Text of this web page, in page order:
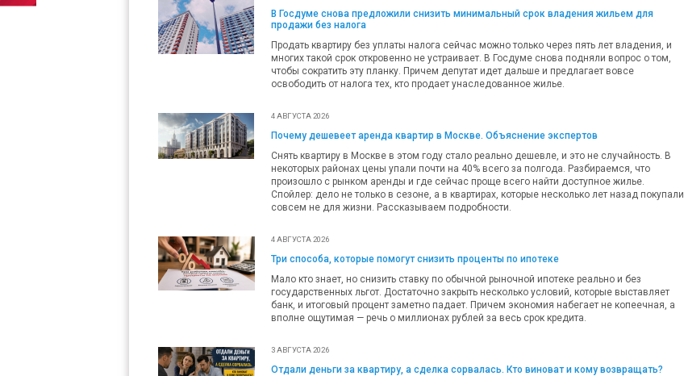
В Госдуме снова предложили снизить минимальный срок владения жильем для
продажи без налога
Продать квартиру без уплаты налога сейчас можно только через пять лет владения, и
многих такой срок откровенно не устраивает. В Госдуме снова подняли вопрос о том,
чтобы сократить эту планку. Причем депутат идет дальше и предлагает вовсе
освободить от налога тех, кто продает унаследованное жилье.
4 АВГУСТА 2026
Почему дешевеет аренда квартир в Москве. Объяснение экспертов
Снять квартиру в Москве в этом году стало реально дешевле, и это не случайность. В
некоторых районах цены упали почти на 40% всего за полгода. Разбираемся, что
произошло с рынком аренды и где сейчас проще всего найти доступное жилье.
Спойлер: дело не только в сезоне, а в квартирах, которые несколько лет назад покупали
совсем не для жизни. Рассказываем подробности.
4 АВГУСТА 2026
Три способа, которые помогут снизить проценты по ипотеке
Мало кто знает, но снизить ставку по обычной рыночной ипотеке реально и без
государственных льгот. Достаточно закрыть несколько условий, которые выставляет
банк, и итоговый процент заметно падает. Причем экономия набегает не копеечная, а
вполне ощутимая — речь о миллионах рублей за весь срок кредита.
3 АВГУСТА 2026
Отдали деньги за квартиру, а сделка сорвалась. Кто виноват и кому возвращать?